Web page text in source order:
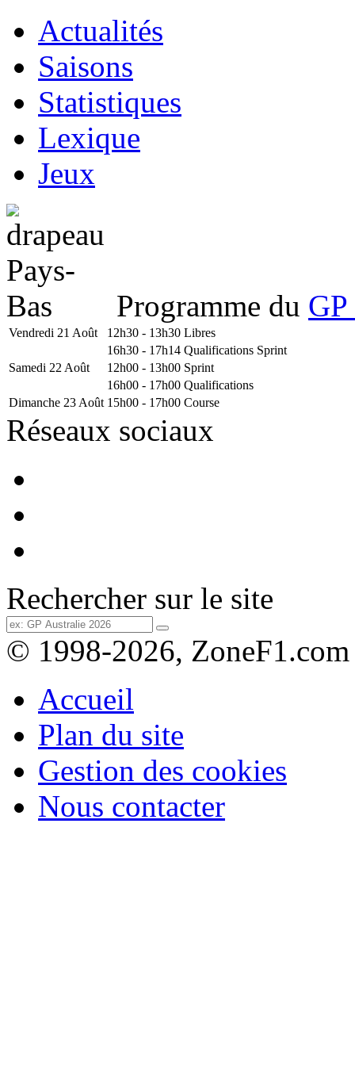
Actualités
Saisons
Statistiques
Lexique
Jeux
Programme du
Vendredi 21 Août 12h30 - 13h30 Libres
16h30 - 17h14 Qualifications Sprint
Samedi 22 Août
12h00 - 13h00 Sprint
16h00 - 17h00 Qualifications
Dimanche 23 Août 15h00 - 17h00 Course
Réseaux sociaux
Rechercher sur le site
© 1998-2026, ZoneF1.com
Accueil
Plan du site
Gestion des cookies
Nous contacter